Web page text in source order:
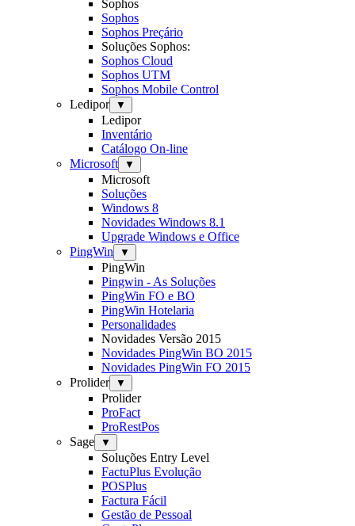
Sophos
Sophos
Sophos Preçário
Soluções Sophos:
Sophos Cloud
Sophos UTM
Sophos Mobile Control
Ledipor
▼
Ledipor
Inventário
Catálogo On-line
Microsoft
▼
Microsoft
Soluções
Windows 8
Novidades Windows 8.1
Upgrade Windows e Office
PingWin
▼
PingWin
Pingwin - As Soluções
PingWin FO e BO
PingWin Hotelaria
Personalidades
Novidades Versão 2015
Novidades PingWin BO 2015
Novidades PingWin FO 2015
Prolider
▼
Prolider
ProFact
ProRestPos
Sage
▼
Soluções Entry Level
FactuPlus Evolução
POSPlus
Factura Fácil
Gestão de Pessoal